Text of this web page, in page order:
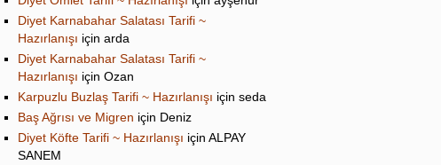
Diyet Karnabahar Salatası Tarifi ~
Hazırlanışı için arda
Diyet Karnabahar Salatası Tarifi ~
Hazırlanışı için Ozan
Karpuzlu Buzlaş Tarifi ~ Hazırlanışı için seda
Baş Ağrısı ve Migren için Deniz
Diyet Köfte Tarifi ~ Hazırlanışı için ALPAY
SANEM